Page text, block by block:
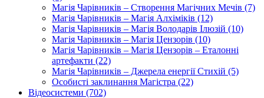
Магія Чарівників – Створення Магічних Мечів (7)
Магія Чарівників – Магія Алхіміків (12)
Магія Чарівників – Магія Володарів Ілюзій (10)
Магія Чарівників – Магія Цензорів (10)
Магія Чарівників – Магія Цензорів – Еталонні
артефакти (22)
Магія Чарівників – Джерела енергії Стихій (5)
Особисті заклинання Магістра (22)
Відеосистеми (702)